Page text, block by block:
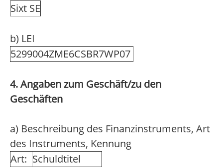
Sixt SE
b) LEI
5299004ZME6CSBR7WP07
4. Angaben zum Geschäft/zu den
Geschäften
a) Beschreibung des Finanzinstruments, Art
des Instruments, Kennung
Art: Schuldtitel